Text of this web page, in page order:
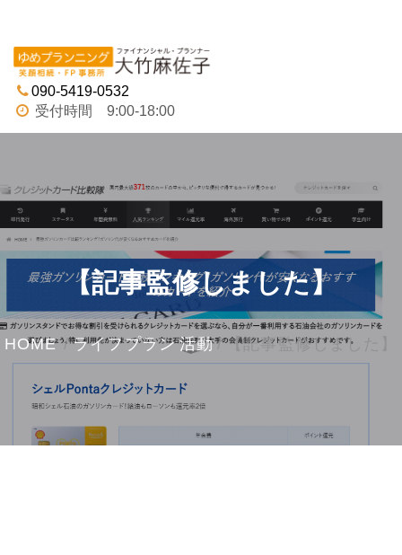
090-5419-0532
受付時間 9:00-18:00
【記事監修しました】
HOME / ライフプラン 活動 / 【記事監修しました】